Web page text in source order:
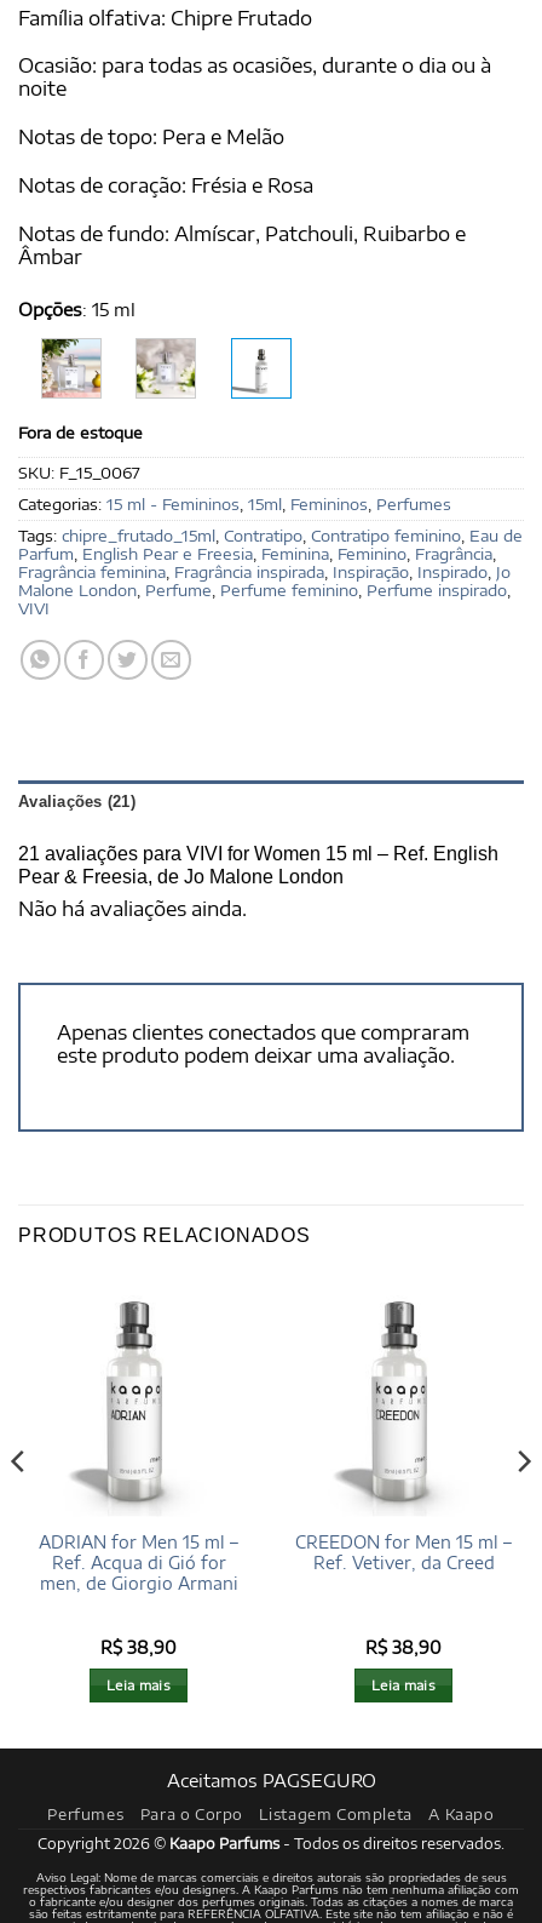
Família olfativa: Chipre Frutado
Ocasião: para todas as ocasiões, durante o dia ou à
noite
Notas de topo: Pera e Melão
Notas de coração: Frésia e Rosa
Notas de fundo: Almíscar, Patchouli, Ruibarbo e
Âmbar
Opções: 15 ml
Fora de estoque
SKU: F_15_0067
Categorias: 15 ml - Femininos, 15ml, Femininos, Perfumes
Tags: chipre_frutado_15ml, Contratipo, Contratipo feminino, Eau de
Parfum, English Pear e Freesia, Feminina, Feminino, Fragrância,
Fragrância feminina, Fragrância inspirada, Inspiração, Inspirado, Jo
Malone London, Perfume, Perfume feminino, Perfume inspirado,
VIVI
Avaliações (21)
21 avaliações para VIVI for Women 15 ml – Ref. English
Pear & Freesia, de Jo Malone London
Não há avaliações ainda.
Apenas clientes conectados que compraram
este produto podem deixar uma avaliação.
PRODUTOS RELACIONADOS
ADRIAN for Men 15 ml –
Ref. Acqua di Gió for
men, de Giorgio Armani
R$38,90
Leia mais
CREEDON for Men 15 ml –
Ref. Vetiver, da Creed
R$38,90
Leia mais
Aceitamos PAGSEGURO
Perfumes Para o Corpo Listagem Completa A Kaapo
Copyright 2026 © Kaapo Parfums- Todos os direitos reservados.
Aviso Legal: Nome de marcas comerciais e direitos autorais são propriedades de seus
respectivos fabricantes e/ou designers. A Kaapo Parfums não tem nenhuma afiliação com
o fabricante e/ou designer dos perfumes originais. Todas as citações a nomes de marca
são feitas estritamente para REFERÊNCIA OLFATIVA. Este site não tem afiliação e não é